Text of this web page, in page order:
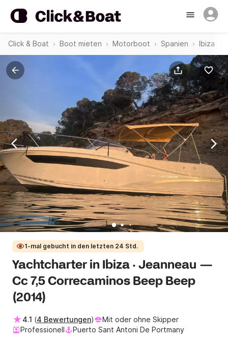
Click & Boat Boot mieten Motorboot Spanien Ibiza
1-mal gebucht in den letzten 24 Std.
Yachtcharter in Ibiza · Jeanneau —
Cc 7,5 Correcaminos Beep Beep
(2014)
4.1 (4 Bewertungen)
Mit oder ohne Skipper
Professionell
Puerto Sant Antoni De Portmany